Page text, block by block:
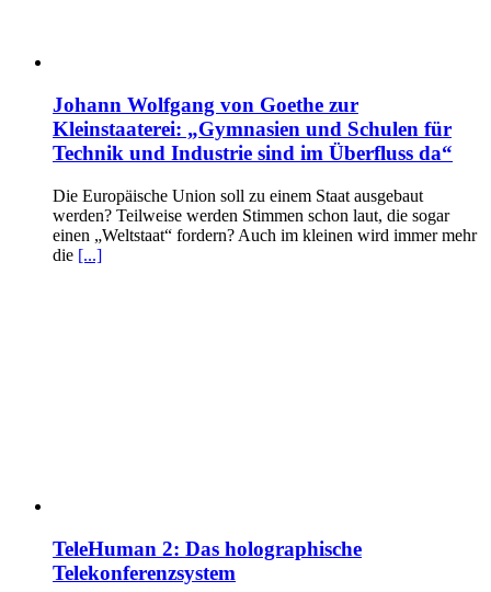
Johann Wolfgang von Goethe zur
Kleinstaaterei: „Gymnasien und Schulen für
Technik und Industrie sind im Überfluss da“
Die Europäische Union soll zu einem Staat ausgebaut
werden? Teilweise werden Stimmen schon laut, die sogar
einen „Weltstaat“ fordern? Auch im kleinen wird immer mehr
die [...]
TeleHuman 2: Das holographische
Telekonferenzsystem